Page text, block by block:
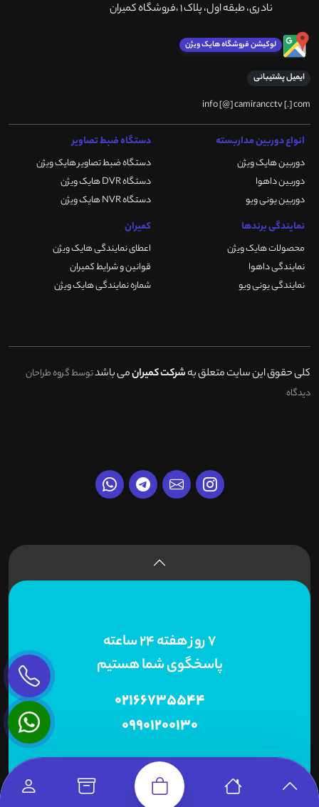
نادری، طبقه اول، پلاک 1 ،فروشگاه کمیران
لوکیشن فروشگاه هایک ویژن
ایمیل پشتیبانی
info [@] camirancctv [.] com
انواع دوربین مداربسته
دوربین هایک ویژن
دوربین داهوا
دوربین یونی ویو
دستگاه ضبط تصاویر
دستگاه ضبط تصاویر هایک ویژن
دستگاه DVR هایک ویژن
دستگاه NVR هایک ویژن
نمایندگی برندها
محصولات هایک ویژن
نمایندگی داهوا
نمایندگی یونی ویو
کمیران
اعطای نمایندگی هایک ویژن
قوانین و شرایط کمیران
شماره نمایندگی هایک ویژن
کلی حقوق این سایت متعلق بهشرکت کمیرانمی باشدتوسط گروه طراحان
دیدگاه
7 روز هفته 24 ساعته
پاسخگوی شما هستیم
02166735544
09901200130